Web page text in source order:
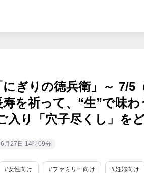
にぎりの徳兵衛」～ 7/5
寿を祈って、“生”で味
入り「穴子尽くし」を
月27日 14時09分
#女性向け #ファミリー向け #妊婦向け